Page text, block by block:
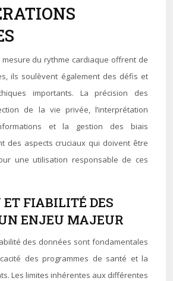
du rythme cardiaque offrent de
ils soulèvent également des défis et
importants. La précision des
de la vie privée, l’interprétation
et la gestion des biais
des aspects cruciaux qui doivent être
une utilisation responsable de ces
ET FIABILITÉ DES
ENJEU MAJEUR
des données sont fondamentales
des programmes de santé et la
Les limites inhérentes aux différentes